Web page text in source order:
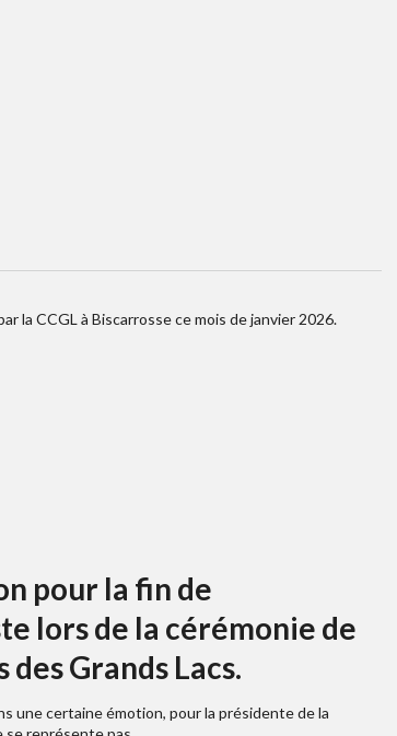
la CCGL à Biscarrosse ce mois de janvier 2026.
pour la fin de
lors de la cérémonie de
Grands Lacs.
une certaine émotion, pour la présidente de la